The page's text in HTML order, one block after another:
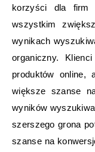
korzyści dla firm
wszystkim
wynikach
organiczny.
produktów online,
większe szanse
wyników
szerszego grona
szanse na